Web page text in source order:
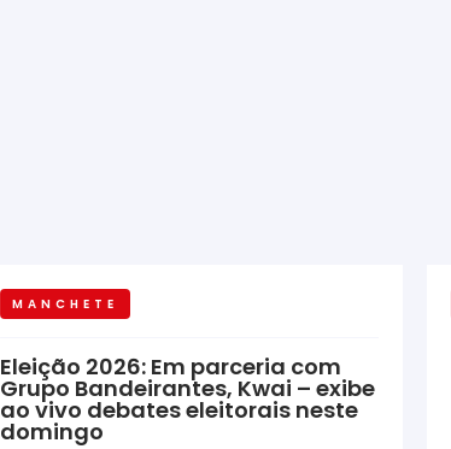
MANCHETE
Eleição 2026: Em parceria com
Grupo Bandeirantes, Kwai – exibe
ao vivo debates eleitorais neste
domingo